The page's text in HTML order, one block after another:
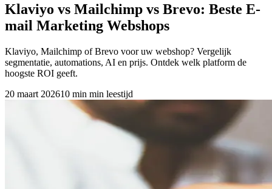
Klaviyo vs Mailchimp vs Brevo: Beste E-
mail Marketing Webshops
Klaviyo, Mailchimp of Brevo voor uw webshop? Vergelijk
segmentatie, automations, AI en prijs. Ontdek welk platform de
hoogste ROI geeft.
20 maart 202610 min min leestijd